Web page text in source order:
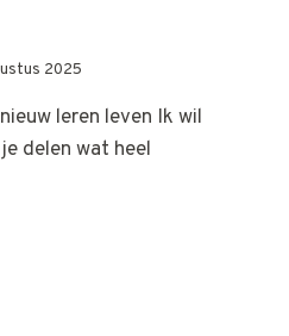
2025
leren leven Ik wil
delen wat heel